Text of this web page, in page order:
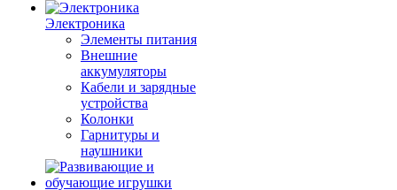
Электроника
Элементы питания
Внешние
аккумуляторы
Кабели и зарядные
устройства
Колонки
Гарнитуры и
наушники